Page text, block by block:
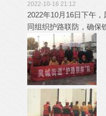
2022-10-16 21:12
2022年10月16日下午
同组织护路联防，确保